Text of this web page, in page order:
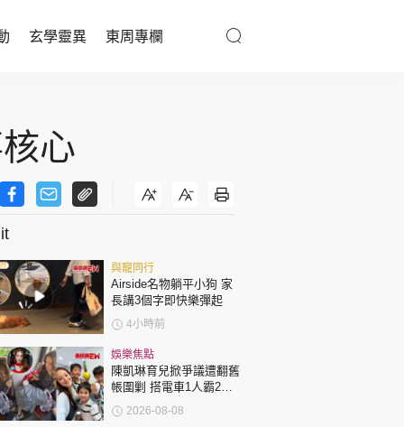
玄學靈異 東周專欄
醫療百科
與寵同行
東周專欄
文化藝術
時政財經
心
與寵同行
Airside名物躺平小狗 家
長講3個字即快樂彈起
4小時前
娛樂焦點
陳凱琳育兒掀爭議遭翻舊
帳圍剿 搭電車1人霸2個
位 被轟自私欠公德心 有
指反應過度不公平
2026-08-08